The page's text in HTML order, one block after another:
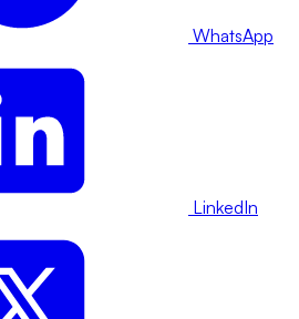
WhatsApp
LinkedIn